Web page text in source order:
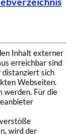
Inhalt externer
erreichbar sind
distanziert sich
Webseiten.
werden. Für die
wird der